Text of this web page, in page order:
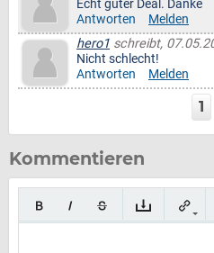
Echt guter Deal. Danke
Antworten
Melden
hero1 schreibt,
Nicht schlecht!
Antworten
Melden
1
Kommentieren